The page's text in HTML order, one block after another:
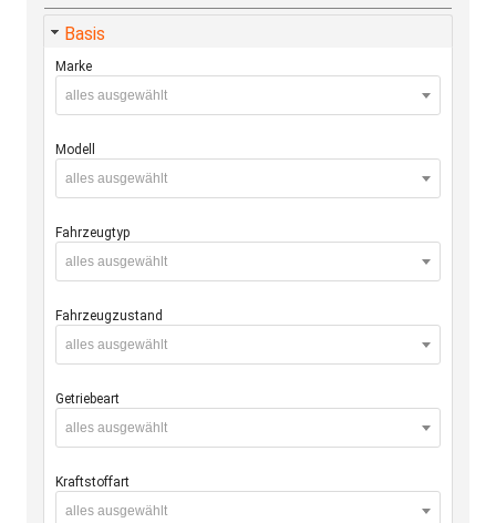
Basis
Marke
alles ausgewählt
Modell
alles ausgewählt
Fahrzeugtyp
alles ausgewählt
Fahrzeugzustand
alles ausgewählt
Getriebeart
alles ausgewählt
Kraftstoffart
alles ausgewählt